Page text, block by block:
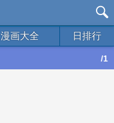
漫画大全 日排行
/1